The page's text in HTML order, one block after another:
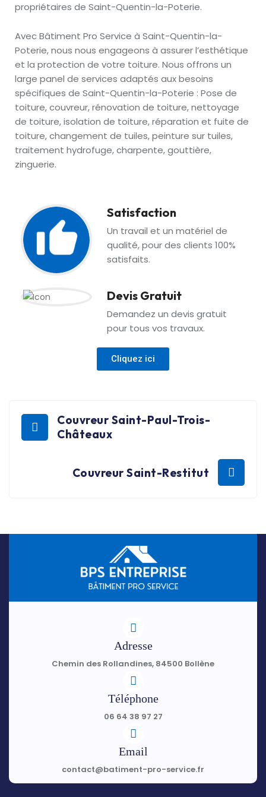
propriétaires de Saint-Quentin-la-Poterie.
Avec Bâtiment Pro Service à Saint-Quentin-la-
Poterie, nous nous engageons à assurer l’esthétique
et la protection de votre toiture. Nous offrons un
large panel de services adaptés aux besoins
spécifiques de Saint-Quentin-la-Poterie : Pose de
toiture, couvreur, rénovation de toiture, nettoyage
de toiture, isolation de toiture, réparation et fuite de
toiture, changement de tuiles, peinture sur tuiles,
traitement hydrofuge, charpente, gouttière,
zinguerie.
Satisfaction
Un travail et un matériel de
qualité, pour des clients 100%
satisfaits.
Devis Gratuit
Demandez un devis gratuit
pour tous vos travaux.
Cliquez ici
Couvreur Saint-Paul-Trois-
Châteaux
Couvreur Saint-Restitut
Adresse
Chemin des Rollandines, 84500 Bollène
Téléphone
06 64 38 97 27
Email
contact@batiment-pro-service.fr